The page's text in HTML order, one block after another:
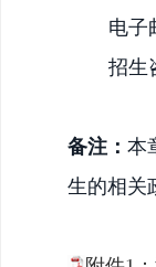
电子
招生
备注： 本
生的相关